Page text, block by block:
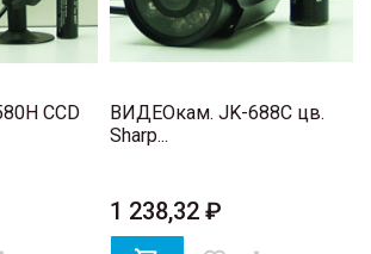
CCD
ВИДЕОкам. JK-688C цв.
Sharp...
1 238,32 ₽